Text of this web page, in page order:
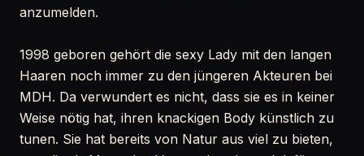
anzumelden.
1998 geboren gehört die sexy Lady mit den langen
Haaren noch immer zu den jüngeren Akteuren bei
MDH. Da verwundert es nicht, dass sie es in keiner
Weise nötig hat, ihren knackigen Body künstlich zu
tunen. Sie hat bereits von Natur aus viel zu bieten,